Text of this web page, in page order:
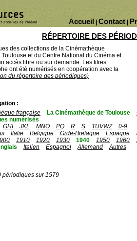
Contact
Accueil
RÉPERTOIRE DES
des collections de la Cinémathèque
et du Centre National du Cinéma et
accès libre ou sur demande. Les titres
ont été numérisés en coopération avec la
du répertoire des périodiques)
:
française La Cinémathèque de Toulouse
numérisés
GHI JKL MNO PQ R S TUVWZ
0-9
Italie Belgique Grde-Bretagne Espagne
1910 1920 1930 1940 1950 1960
Italien Espagnol Allemand
Autres
périodiques sur 1579